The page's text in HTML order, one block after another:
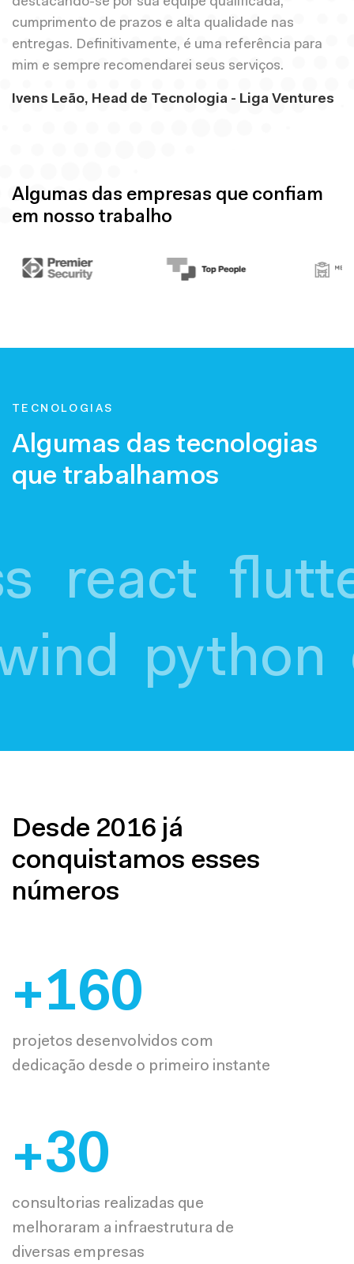
cumprimento de prazos e alta qualidade nas
entregas. Definitivamente, é uma referência para
mim e sempre recomendarei seus serviços.
Ivens Leão, Head de Tecnologia - Liga Ventures
Algumas das empresas que confiam
em nosso trabalho
TECNOLOGIAS
Algumas das tecnologias
que trabalhamos
react
Desde 2016 já
conquistamos esses
números
+160
projetos desenvolvidos com
dedicação desde o primeiro instante
+30
consultorias realizadas que
melhoraram a infraestrutura de
diversas empresas